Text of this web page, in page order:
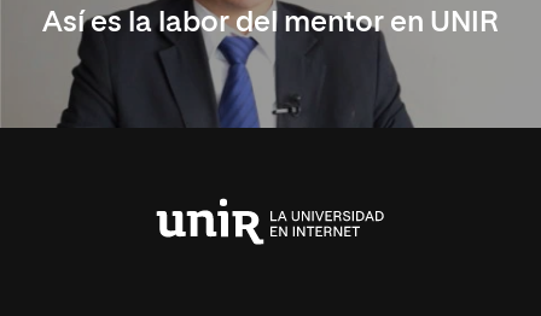
Así es la labor del mentor en UNIR